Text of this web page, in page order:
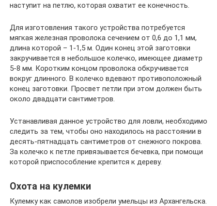
наступит на петлю, которая охватит ее конечность.
Для изготовления такого устройства потребуется
мягкая железная проволока сечением от 0,6 до 1,1 мм,
длина которой – 1-1,5 м. Один конец этой заготовки
закручивается в небольшое колечко, имеющее диаметр
5-8 мм. Коротким концом проволока обкручивается
вокруг длинного. В колечко вдевают противоположный
конец заготовки. Просвет петли при этом должен быть
около двадцати сантиметров.
Устанавливая данное устройство для ловли, необходимо
следить за тем, чтобы оно находилось на расстоянии в
десять-пятнадцать сантиметров от снежного покрова.
За колечко к петле привязывается бечевка, при помощи
которой приспособление крепится к дереву.
Охота на кулемки
Кулемку как самолов изобрели умельцы из Архангельска.